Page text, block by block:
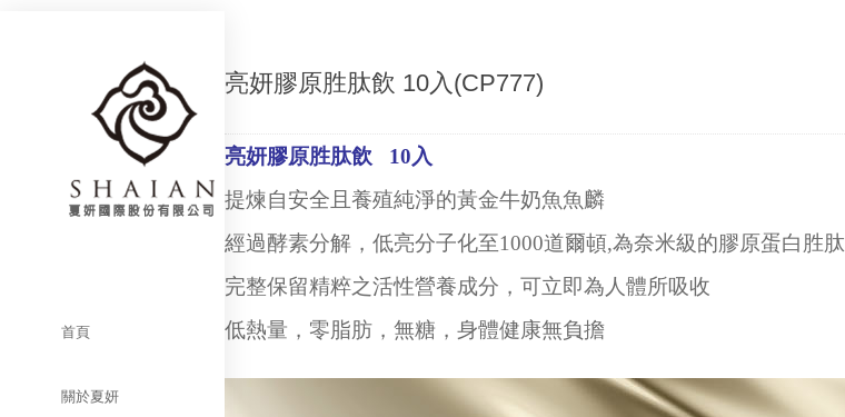
首頁
關於夏妍
亮妍膠原胜肽飲 10入(CP777)
亮妍膠原胜肽飲 10入
提煉自安全且養殖純淨的黃金牛奶魚魚麟
經過酵素分解，低亮分子化至1000道爾頓,為奈米級的膠原蛋白胜肽
完整保留精粹之活性營養成分，可立即為人體所吸收
低熱量，零脂肪，無糖，身體健康無負擔